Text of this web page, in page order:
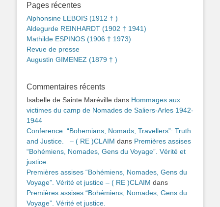
Pages récentes
Alphonsine LEBOIS (1912 † )
Aldegurde REINHARDT (1902 † 1941)
Mathilde ESPINOS (1906 † 1973)
Revue de presse
Augustin GIMENEZ (1879 † )
Commentaires récents
Isabelle de Sainte Maréville dans Hommages aux
victimes du camp de Nomades de Saliers-Arles 1942-
1944
Conference. “Bohemians, Nomads, Travellers”: Truth
and Justice. – ( RE )CLAIM dans Premières assises
“Bohémiens, Nomades, Gens du Voyage”. Vérité et
justice.
Premières assises “Bohémiens, Nomades, Gens du
Voyage”. Vérité et justice – ( RE )CLAIM dans
Premières assises “Bohémiens, Nomades, Gens du
Voyage”. Vérité et justice.